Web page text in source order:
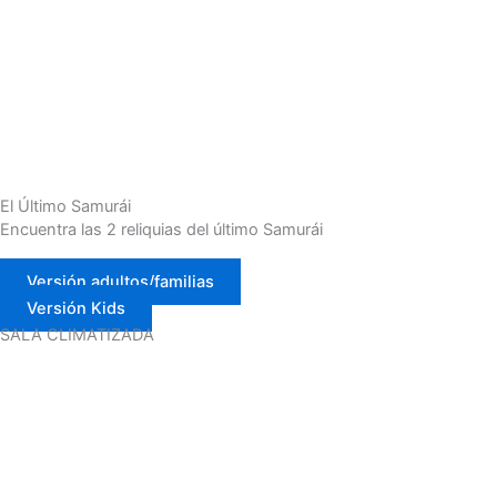
El Último Samurái
Encuentra las 2 reliquias del último Samurái
Versión adultos/familias
Versión Kids
SALA CLIMATIZADA